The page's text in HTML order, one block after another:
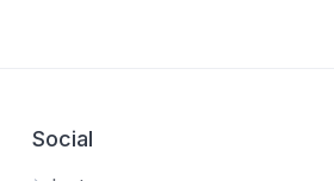
Social